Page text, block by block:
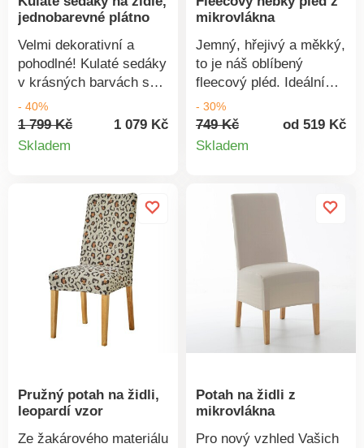
laboratorním testům na
široké spektrum
škodlivých látek a
výrobek je bezpečný
norem. Lze prát v
pračce.
jednobarevné plátno
Velmi dekorativní a
pohodlné! Kulaté sedáky
v krásných barvách s
vázačkami na uchycení.
Dodají Vašim židlím styl
a rozzáří interiér
výplň, prošívané. Na
- 40%
1 799 Kč
1 079 Kč
Skladem
mikrovlákna
Jemný, hřejivý a měkký,
to je náš oblíbený
fleecový pléd. Ideální
pro chladné večery.
Zakončení lemem.
- 30%
749 Kč
od 519 Kč
Skladem
Pružný potah na židli,
leopardí vzor
Ze žakárového materiálu
Potah na židli z
mikrovlákna
Pro nový vzhled Vašich